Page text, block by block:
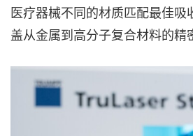
医疗器械不同的材质匹配最佳吸
盖从金属到高分子复合材料的精